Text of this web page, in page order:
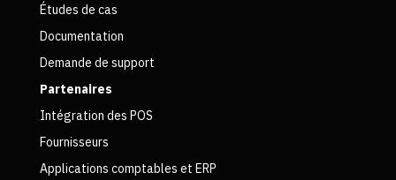
Études de cas
Documentation
Demande de support
Partenaires
Intégration des POS
Fournisseurs
Applications comptables et ERP